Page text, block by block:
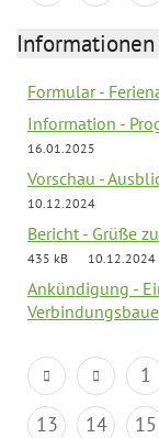
Formular -
Information -
16.01.2025
Vorschau -
10.12.2024
Bericht - Grüße
435 kB
10.12.2024
Ankündigung -
1
13
14 15